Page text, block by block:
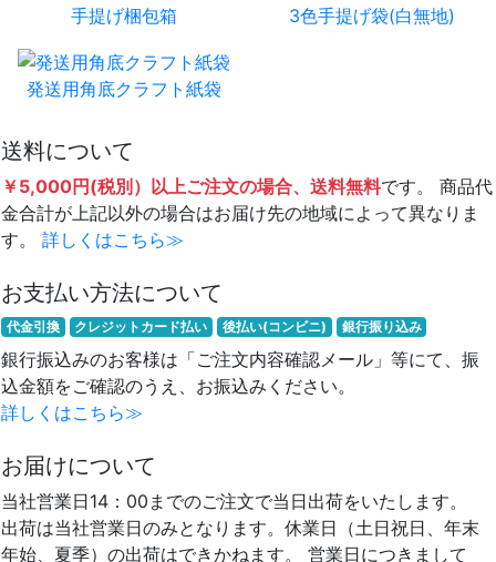
手提げ梱包箱 3色手提げ袋(白無地)
発送用角底クラフト紙袋
送料について
￥5,000円(税別）以上ご注文の場合、送料無料です。 商品代
金合計が上記以外の場合はお届け先の地域によって異なりま
す。
詳しくはこちら≫
お支払い方法について
代金引換 クレジットカード払い 後払い(コンビニ) 銀行振り込み
銀行振込みのお客様は「ご注文内容確認メール」等にて、振
込金額をご確認のうえ、お振込みください。
詳しくはこちら≫
お届けについて
当社営業日14：00までのご注文で当日出荷をいたします。
出荷は当社営業日のみとなります。休業日（土日祝日、年末
年始、夏季）の出荷はできかねます。 営業日につきまして